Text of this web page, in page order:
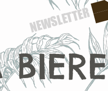
NEWSLETTER